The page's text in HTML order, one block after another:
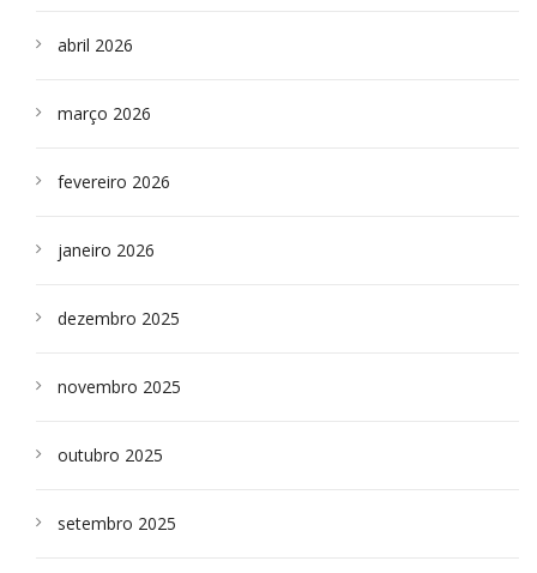
abril 2026
março 2026
fevereiro 2026
janeiro 2026
dezembro 2025
novembro 2025
outubro 2025
setembro 2025